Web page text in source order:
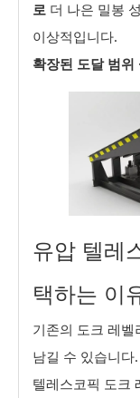
로 더 나은 밀봉
이상적입니다.
확장된 도달 범위
유압 텔레
택하는 이
기존의 도크 레벨
남길 수 있습니다.
텔레스코픽 도크